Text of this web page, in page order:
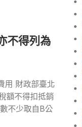
不得列為
用 財政部臺北
額不得扣抵銷
不少取自B公